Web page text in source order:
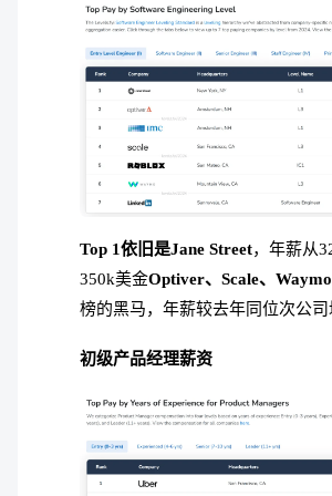
Top 1依旧是Jane Street，年薪从
350k美金Optiver、Scale、Waymo
榜的黑马，年薪较去年同位次公司
初级产品经理薪资